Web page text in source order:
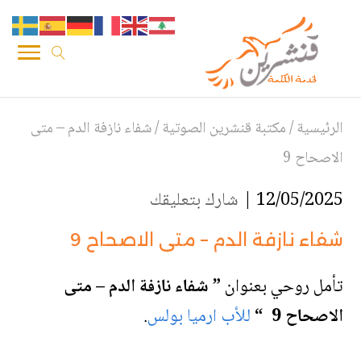
الرئيسية/مكتبة قنشرين الصوتية/شفاء نازفة الدم – متى
الاصحاح 9
12/05/2025 | شارك بتعليقك
شفاء نازفة الدم – متى الاصحاح 9
تأمل روحي بعنوان” شفاء نازفة الدم – متى
الاصحاح 9
“للأب ارميا بولس.